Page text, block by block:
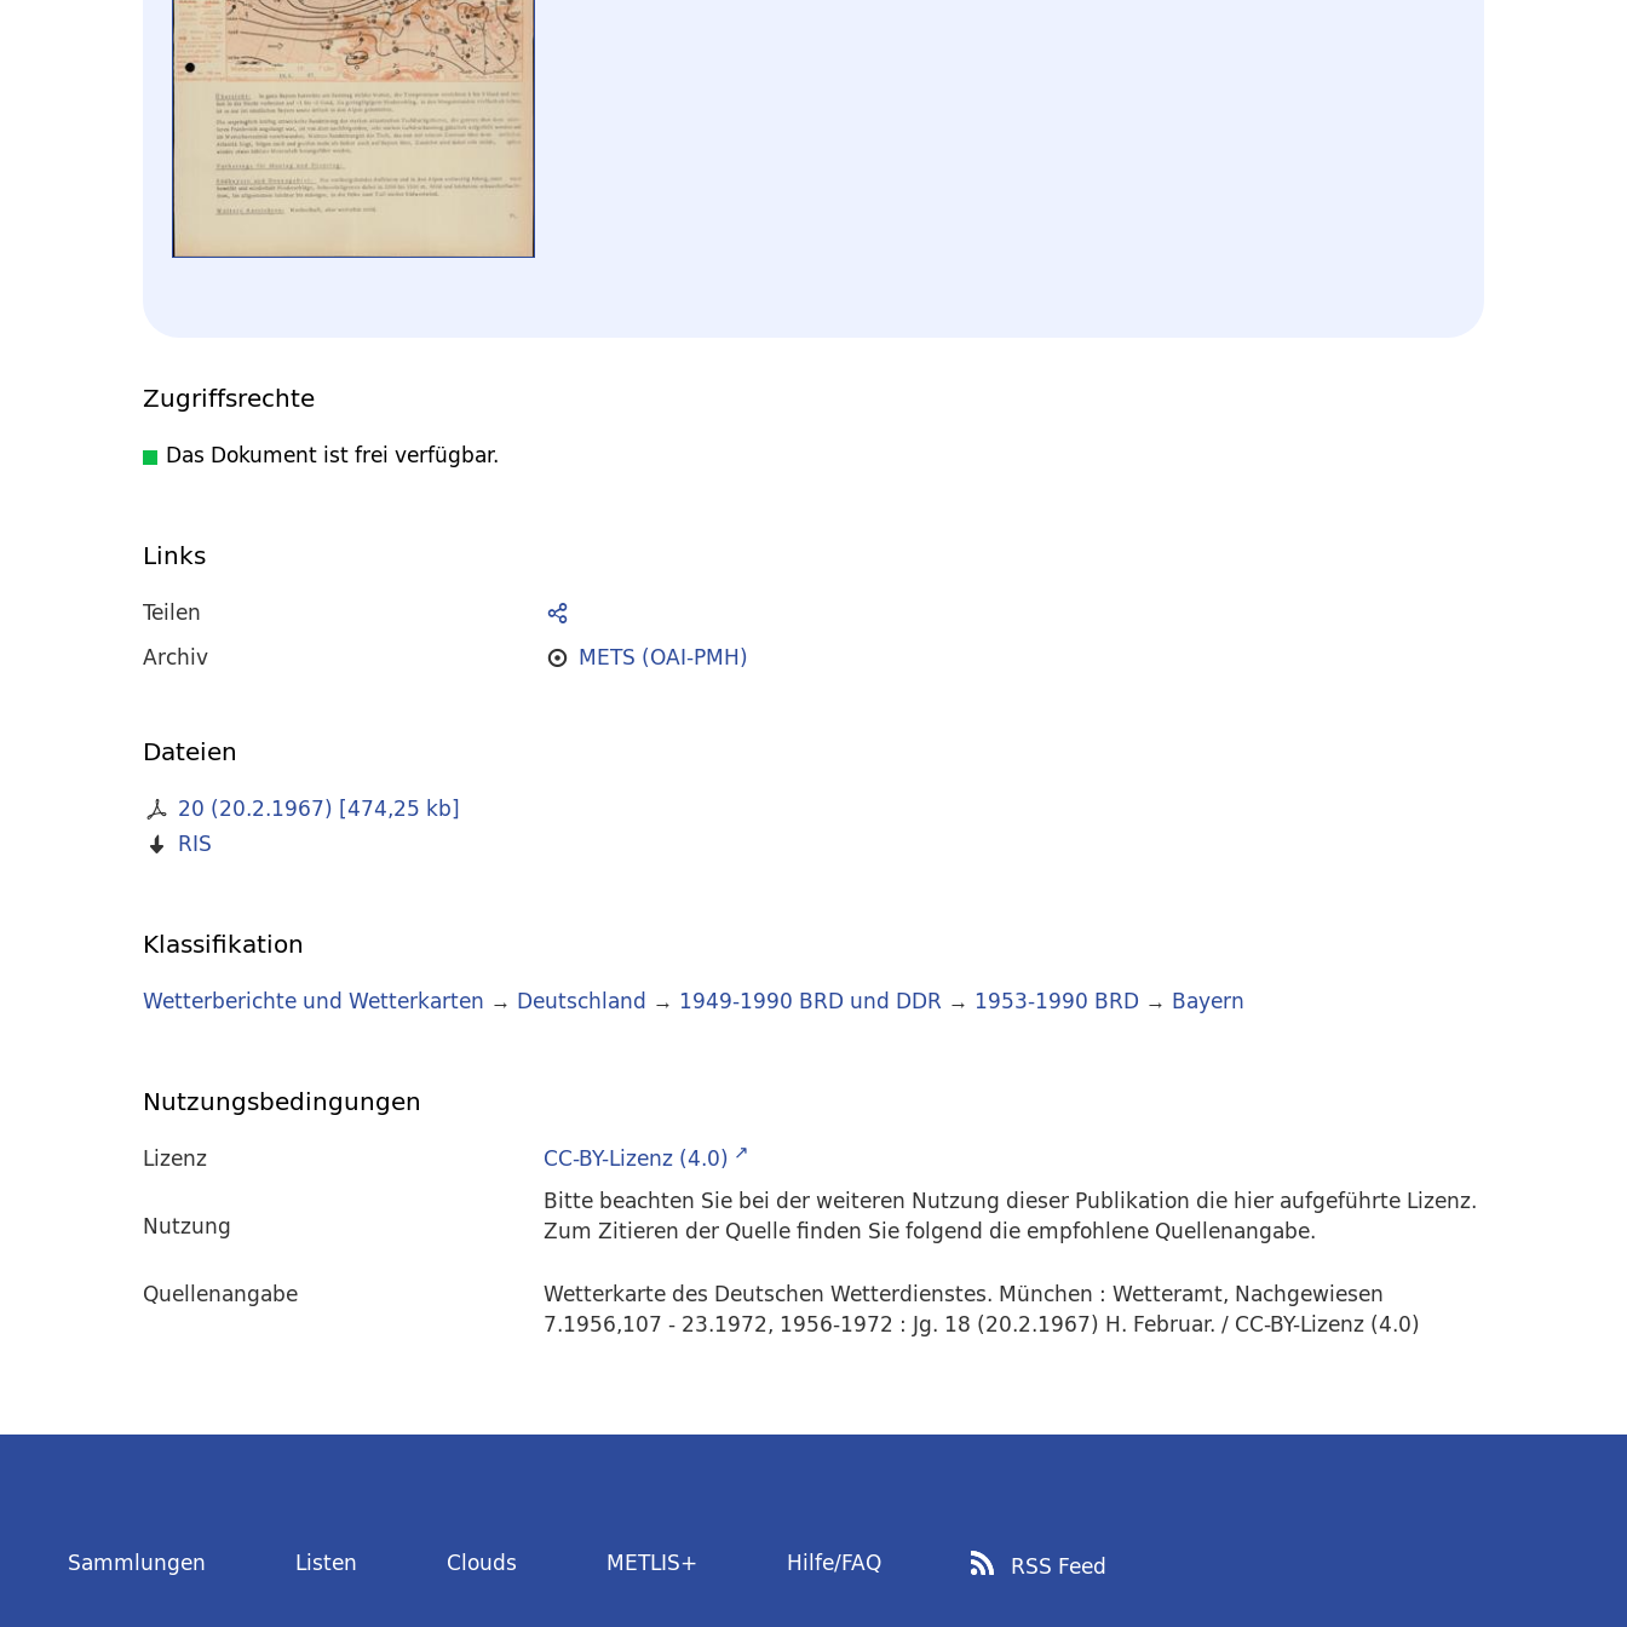
Zugriffsrechte
Das Dokument ist frei verfügbar.
Links
Teilen
Archiv
METS (OAI-PMH)
Dateien
20 (20.2.1967) [474,25 kb]
RIS
Klassifikation
Wetterberichte und Wetterkarten → Deutschland → 1949-1990 BRD und DDR → 1953-1990 BRD → Bayern
Nutzungsbedingungen
Lizenz
CC-BY-Lizenz (4.0)
Nutzung
Bitte beachten Sie bei der weiteren Nutzung dieser Publikation die hier aufgeführte Lizenz.
Zum Zitieren der Quelle finden Sie folgend die empfohlene Quellenangabe.
Quellenangabe
Wetterkarte des Deutschen Wetterdienstes. München : Wetteramt, Nachgewiesen
7.1956,107 - 23.1972, 1956-1972 : Jg. 18 (20.2.1967) H. Februar. / CC-BY-Lizenz (4.0)
Sammlungen Listen Clouds METLIS+ Hilfe/FAQ RSS Feed